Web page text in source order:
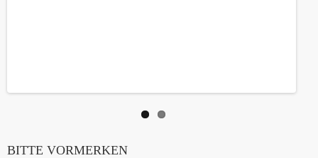
BITTE VORMERKEN